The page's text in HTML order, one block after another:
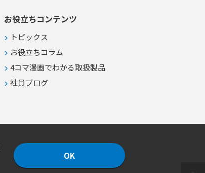
お役立ちコンテンツ
トピックス
お役立ちコラム
4コマ漫画でわかる取扱製品
社員ブログ
OK